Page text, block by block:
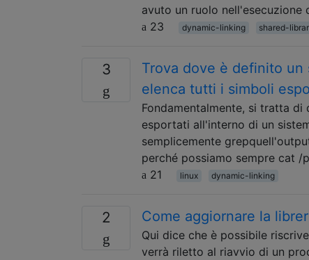
avuto un ruolo nell'esecuzione
23
dynamic-linking shared-
3
Trova dove è definito
elenca tutti i simboli
Fondamentalmente, si tratta
esportati all'interno di un
semplicemente
perché possiamo sempre cat
21
linux dynamic-linking
2 Come aggiornare la
Qui dice che è possibile
verrà riletto al riavvio di un